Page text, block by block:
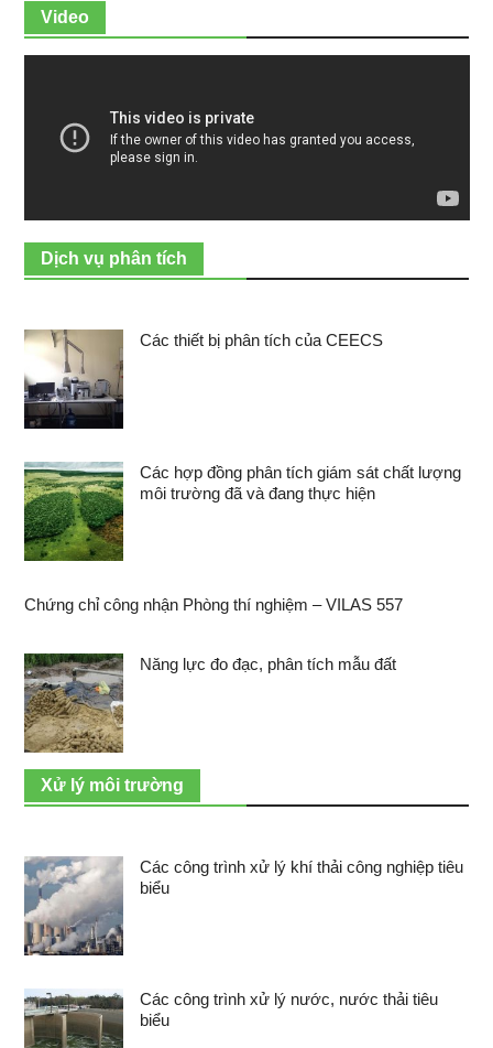
Video
Dịch vụ phân tích
Các thiết bị phân tích của CEECS
Các hợp đồng phân tích giám sát chất lượng
môi trường đã và đang thực hiện
Chứng chỉ công nhận Phòng thí nghiệm – VILAS 557
Năng lực đo đạc, phân tích mẫu đất
Xử lý môi trường
Các công trình xử lý khí thải công nghiệp tiêu
biểu
Các công trình xử lý nước, nước thải tiêu
biểu